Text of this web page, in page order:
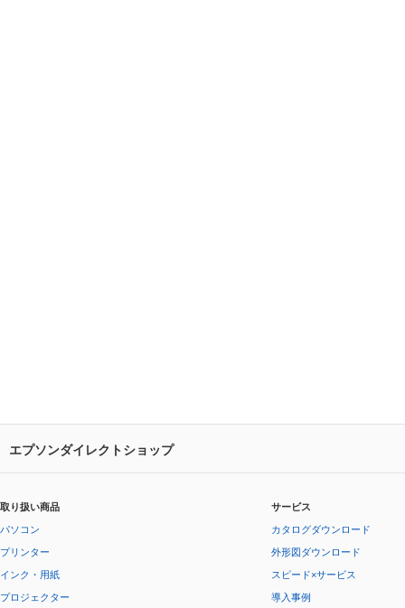
エプソンダイレクトショップ
取り扱い商品
パソコン
プリンター
インク・用紙
プロジェクター
サービス
カタログダウンロード
外形図ダウンロード
スピード×サービス
導入事例